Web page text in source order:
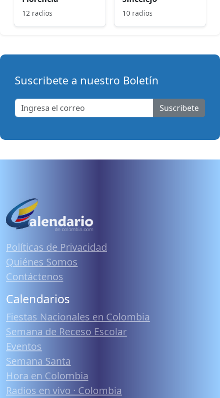
12 radios 10 radios
Suscribete a nuestro Boletín
Suscribete
Políticas de Privacidad
Quiénes Somos
Contáctenos
Calendarios
Fiestas Nacionales en Colombia
Semana de Receso Escolar
Eventos
Semana Santa
Hora en Colombia
Radios en vivo · Colombia